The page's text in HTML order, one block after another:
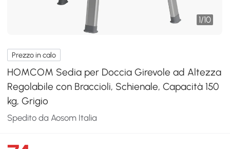
1/10
Prezzo in calo
HOMCOM Sedia per Doccia Girevole ad Altezza
Regolabile con Braccioli, Schienale, Capacità 150
kg, Grigio
Spedito da Aosom Italia